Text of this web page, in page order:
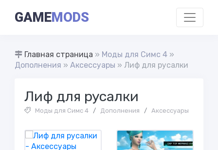
GAMEMODS
Главная страница » Моды для Симс 4 »
Дополнения » Аксессуары » Лиф для русалки
Лиф для русалки
Моды для Симс 4 / Дополнения / Аксессуары